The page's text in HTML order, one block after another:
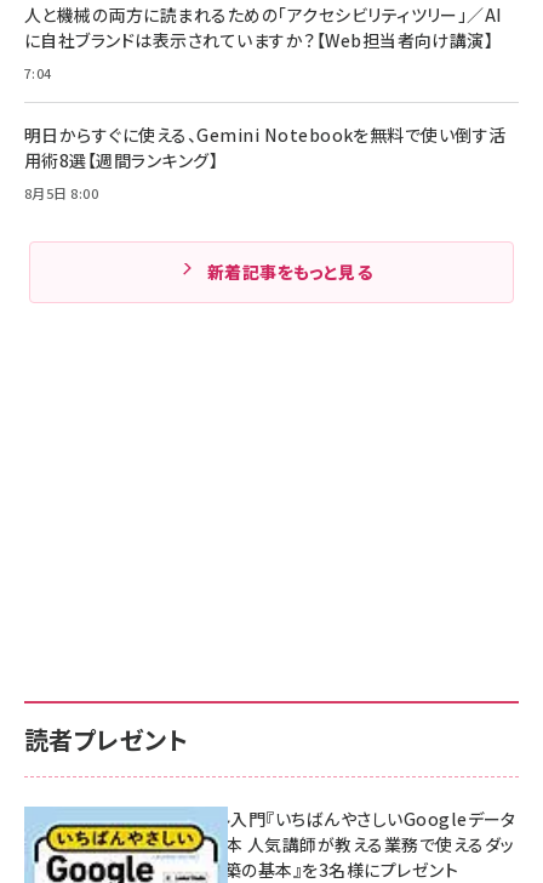
人と機械の両方に読まれるための「アクセシビリティツリー」／AI
に自社ブランドは表示されていますか？【Web担当者向け講演】
7:04
明日からすぐに使える、Gemini Notebookを無料で使い倒す活
用術8選【週間ランキング】
8月5日 8:00
新着記事をもっと見る
読者プレゼント
無料BIツール入門『いちばんやさしいGoogleデータ
ポータルの教本 人気講師が教える業務で使えるダッ
シュボード構築の基本』を3名様にプレゼント